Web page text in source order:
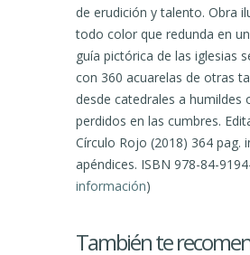
de erudición y talento. Obra
todo color que redunda en
guía pictórica de las iglesias
con 360 acuarelas de otras
desde catedrales a humildes
perdidos en las cumbres.
Círculo Rojo (2018) 364 pag.
apéndices. ISBN 978-84-
información)
También te